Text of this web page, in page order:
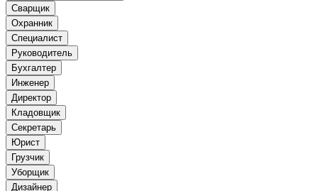
Сварщик
Охранник
Специалист
Руководитель
Бухгалтер
Инженер
Директор
Кладовщик
Секретарь
Юрист
Грузчик
Уборщик
Дизайнер